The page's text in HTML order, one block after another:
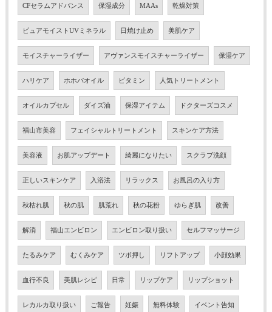
CFセラムアドバンス 保湿成分 MAAs 乾燥対策
ピュアモイストUVミネラル 日焼け止め 美肌ケア
モイスチャーライザー アヴァンスモイスチャーライザー 保湿ケア
ハリケア ホホバオイル ビタミン 人気トリートメント
オイルカプセル ダイズ油 保湿アイテム ドクターズコスメ
福山市美容 フェイシャルトリートメント スキンケア方法
美容液 お肌アップデート 綺麗になりたい スクラブ洗顔
正しいスキンケア 入浴法 リラックス お風呂の入り方
秋枯れ肌 秋の肌 肌荒れ 秋の花粉 ゆらぎ肌 改善
解消 福山エンビロン エンビロン取り扱い セルフマッサージ
たるみケア むくみケア ツボ押し リフトアップ 小顔効果
血行不良 美肌レシピ 日常 リップケア リップショット
レカルカ取り扱い ご報告 妊娠 無料体験 イベント告知